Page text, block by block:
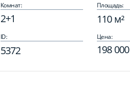
Комнат:
2+1
Площадь:
110 м²
ID:
5372
Цена:
198 000